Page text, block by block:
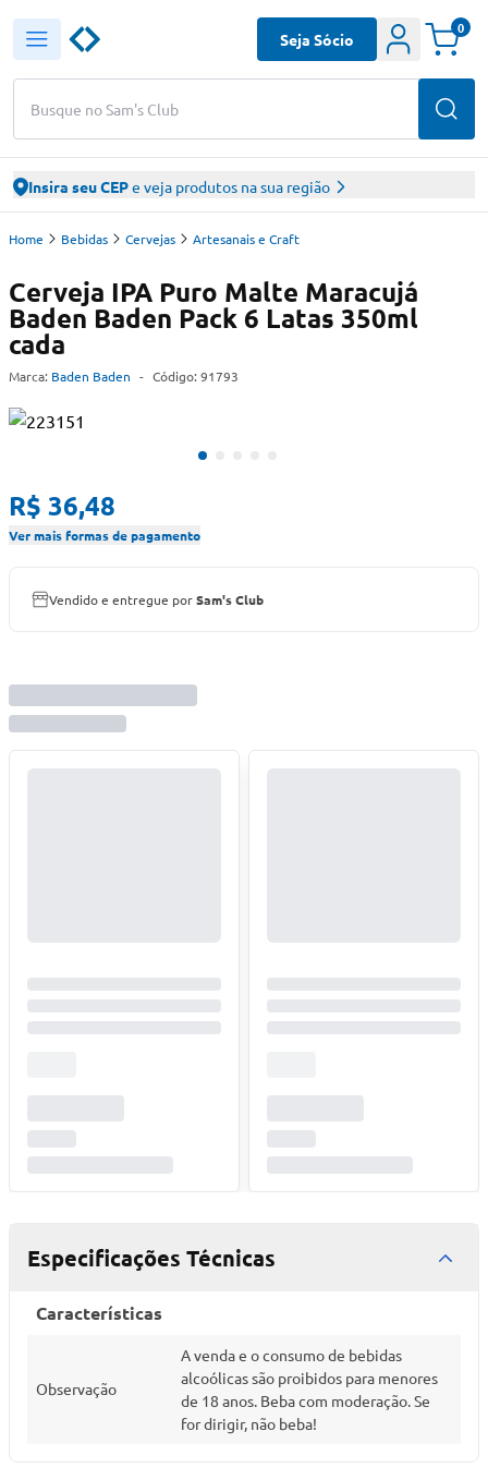
Busque no Sam's Club
Seja Sócio
0
Insira seu CEPe veja produtos na sua região
Home Bebidas Cervejas Artesanais e Craft
Cerveja IPA Puro Malte Maracujá
Baden Baden Pack 6 Latas 350ml
cada
Marca: Baden Baden - Código: 91793
R$ 36,48
Ver mais formas de pagamento
Vendido e entregue porSam's Club
Especificações Técnicas
Características
Observação
A venda e o consumo de bebidas
alcoólicas são proibidos para menores
de 18 anos. Beba com moderação. Se
for dirigir, não beba!